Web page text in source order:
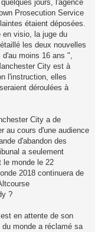
jours, l'agence
Prosecution Service
étaient déposées.
en visio, la juge du
les deux nouvelles
moins 16 ans ",
City est à
l'instruction, elles
déroulées à
City a de
au cours d'une audience
d'abandon des
a seulement
le monde le 22
2018 continuera de
?
en attente de son
monde a réclamé sa